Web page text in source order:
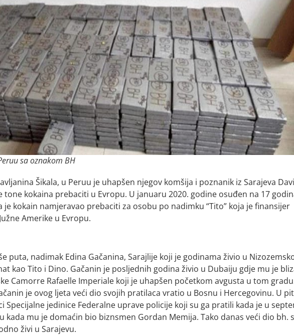
sa oznakom BH
Šikala, u Peruu je uhapšen njegov komšija i poznanik iz Sarajeva
tone kokaina prebaciti u Evropu. U januaru 2020. godine osuđen na 17
je kokain namjeravao prebaciti za osobu po nadimku “Tito” koja je finansijer
Amerike u Evropu.
puta, nadimak Edina Gačanina, Sarajlije koji je godinama živio u
kao Tito i Dino. Gačanin je posljednih godina živio u Dubaiju gdje mu je
Camorre Rafaelle Imperiale koji je uhapšen početkom avgusta u tom
je ovog ljeta veći dio svojih pratilaca vratio u Bosnu i Hercegovinu. U
Specijalne jedinice Federalne uprave policije koji su ga pratili kada je u
kada mu je domaćin bio biznsmen Gordan Memija. Tako danas veći dio bh.
živi u Sarajevu.